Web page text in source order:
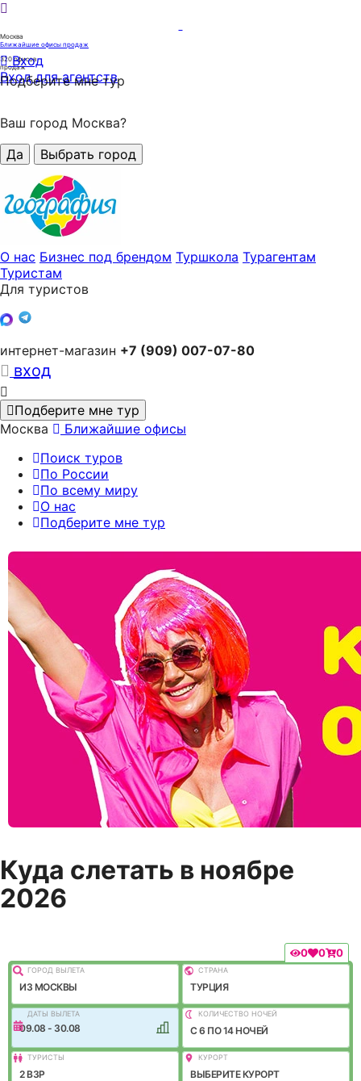
Москва
Ближайшие офисы продаж
320офисов
продаж
Вход
Вход для агентств
Подберите мне тур
Ваш город Москва?
Да
Выбрать город
О нас Бизнес под брендом Туршкола Турагентам
Туристам
Для туристов
интернет-магазин +7 (909) 007-07-80
вход
Подберите мне тур
Москва
Ближайшие офисы
Поиск туров
По России
По всему миру
О нас
Подберите мне тур
Куда слетать в ноябре
2026
0 0 0
ГОРОД ВЫЛEТА
ИЗ МОСКВЫ
СТРАНА
ТУРЦИЯ
ДАТЫ ВЫЛЕТА
09.08 - 30.08
КОЛИЧЕСТВО НОЧЕЙ
C 6 ПО 14 НОЧЕЙ
ТУРИСТЫ
2 ВЗР
КУРОРТ
ВЫБЕРИТЕ КУРОРТ